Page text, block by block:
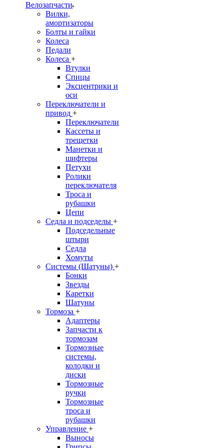
Велозапчасти
Вилки,
амортизаторы
Болты и гайки
Колеса
Педали
Колеса +
Втулки
Спицы
Эксцентрики и
оси
Переключатели и
привод +
Переключатели
Кассеты и
трещетки
Манетки и
шифтеры
Петухи
Ролики
переключателя
Троса и
рубашки
Цепи
Седла и подседелы +
Подседельные
штыри
Седла
Хомуты
Системы (Шатуны) +
Бонки
Звезды
Каретки
Шатуны
Тормоза +
Адаптеры
Запчасти к
тормозам
Тормозные
системы,
колодки и
диски
Тормозные
ручки
Тормозные
троса и
рубашки
Управление +
Выносы